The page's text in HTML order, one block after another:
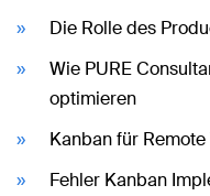
Die Rolle des
Wie PURE
optimieren
Kanban für Remote
Fehler Kanban